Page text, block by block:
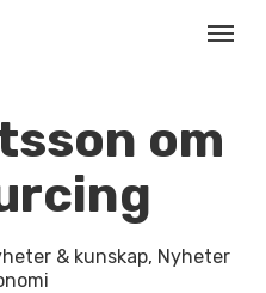
Menu
om
& kunskap, Nyheter